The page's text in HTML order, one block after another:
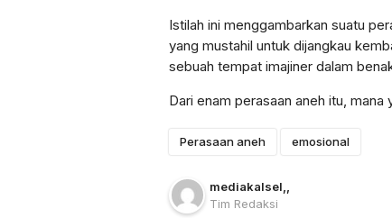
Istilah ini menggambarkan suatu
yang mustahil untuk dijangkau
sebuah tempat imajiner dalam
Dari enam perasaan aneh itu, mana
Perasaan aneh emosional
mediakalsel
Tim Redaksi